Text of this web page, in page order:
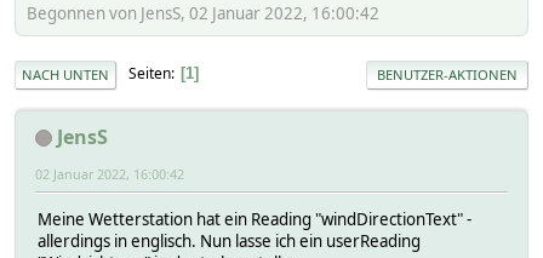
Begonnen von JensS, 02 Januar 2022, 16:00:42
NACH UNTEN Seiten 1 BENUTZER-AKTIONEN
JensS
02 Januar 2022, 16:00:42
Meine Wetterstation hat ein Reading "windDirectionText" -
allerdings in englisch. Nun lasse ich ein userReading